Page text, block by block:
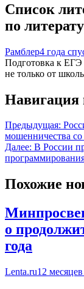
Список
по
Рамблер4 года
Подготовка к ЕГЭ
не только от
Навигация
Предыдущая:
мошенничества со
Далее: В России
Похожие
о
года
Lenta.ru12